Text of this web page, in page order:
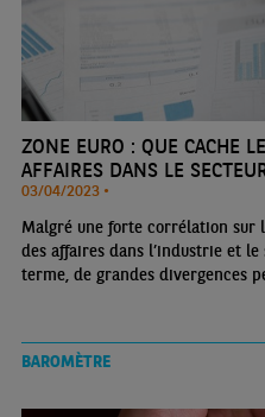
ZONE EURO : QUE CACHE
AFFAIRES DANS LE
03/04/2023 •
Malgré une forte corrélation
des affaires dans l’industrie et le secteur des
terme, de grandes divergences
BAROMÈTRE